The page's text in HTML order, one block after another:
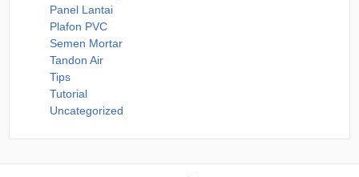
Panel Lantai
Plafon PVC
Semen Mortar
Tandon Air
Tips
Tutorial
Uncategorized